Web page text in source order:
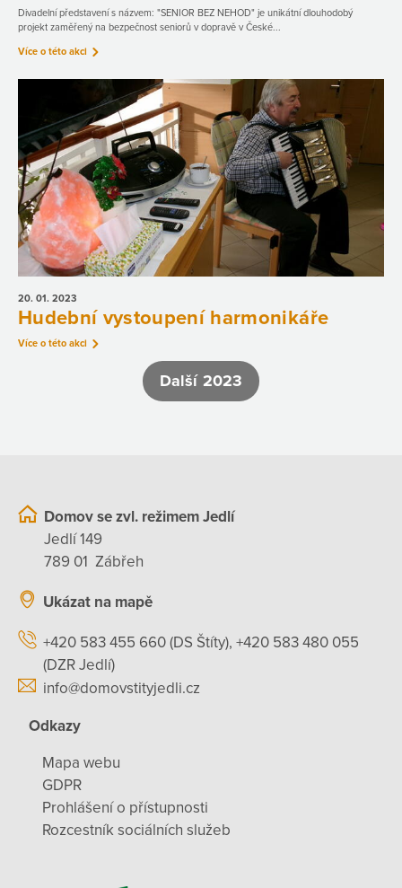
Divadelní představení s názvem: "SENIOR BEZ NEHOD" je unikátní dlouhodobý
projekt zaměřený na bezpečnost seniorů v dopravě v České...
Více o této akci
20. 01. 2023
Hudební vystoupení harmonikáře
Více o této akci
Další 2023
Domov se zvl. režimem Jedlí
Jedlí 149
789 01 Zábřeh
Ukázat na mapě
+420 583 455 660 (DS Štíty), +420 583 480 055
(DZR Jedlí)
info@domovstityjedli.cz
Odkazy
Mapa webu
GDPR
Prohlášení o přístupnosti
Rozcestník sociálních služeb